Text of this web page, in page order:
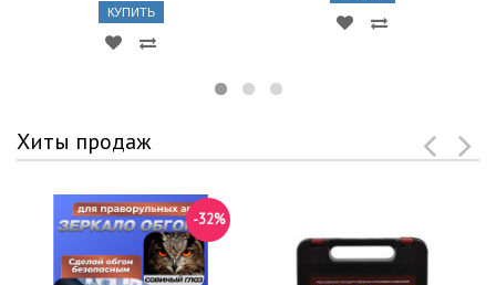
КУПИТЬ
Хиты продаж
-32%